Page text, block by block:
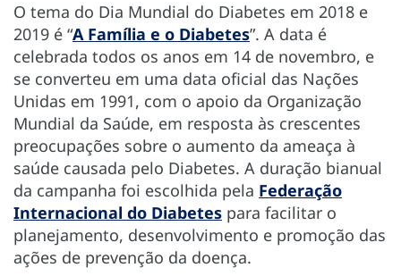
O tema do Dia Mundial do Diabetes em 2018 e
2019 é “A Família e o Diabetes”. A data é
celebrada todos os anos em 14 de novembro, e
se converteu em uma data oficial das Nações
Unidas em 1991, com o apoio da Organização
Mundial da Saúde, em resposta às crescentes
preocupações sobre o aumento da ameaça à
saúde causada pelo Diabetes. A duração bianual
da campanha foi escolhida pela Federação
Internacional do Diabetes para facilitar o
planejamento, desenvolvimento e promoção das
ações de prevenção da doença.